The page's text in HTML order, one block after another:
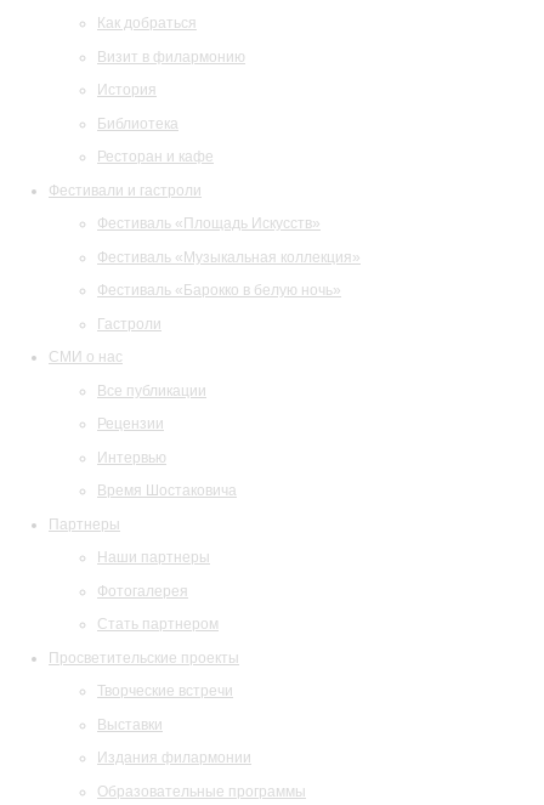
Как добраться
Визит в филармонию
История
Библиотека
Ресторан и кафе
Фестивали и гастроли
Фестиваль «Площадь Искусств»
Фестиваль «Музыкальная коллекция»
Фестиваль «Барокко в белую ночь»
Гастроли
СМИ о нас
Все публикации
Рецензии
Интервью
Время Шостаковича
Партнеры
Наши партнеры
Фотогалерея
Стать партнером
Просветительские проекты
Творческие встречи
Выставки
Издания филармонии
Образовательные программы